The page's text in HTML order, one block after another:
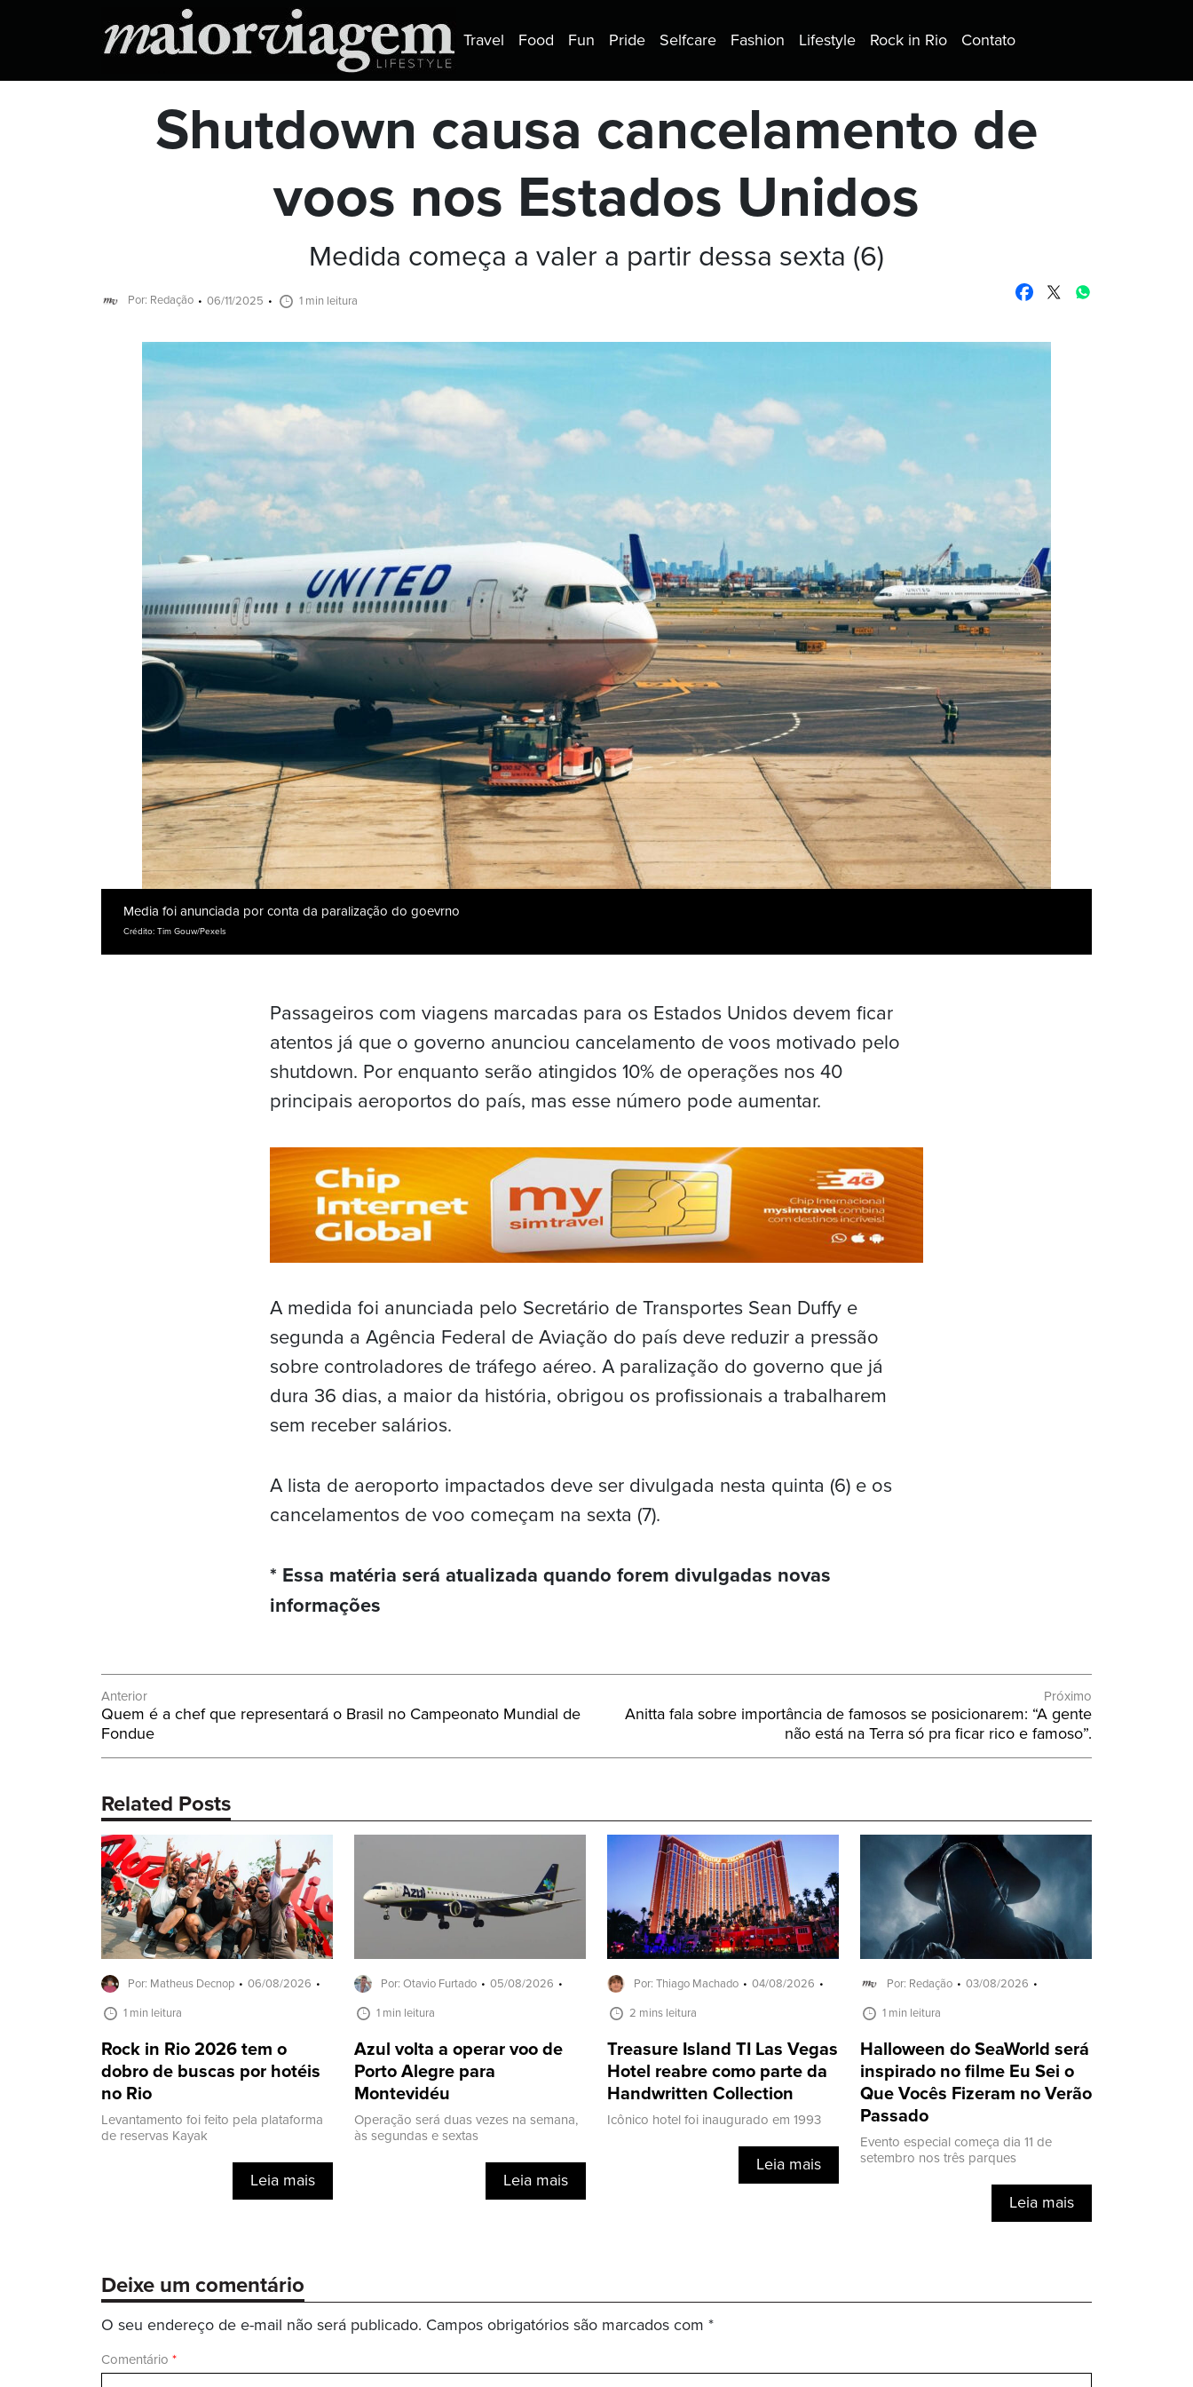
Travel Food Fun Pride Selfcare Fashion Lifestyle Rock in Rio Contato
Shutdown causa cancelamento de
voos nos Estados Unidos
Medida começa a valer a partir dessa sexta (6)
Por: Redação 06/11/2025 1 min leitura
Media foi anunciada por conta da paralização do goevrno
Crédito: Tim Gouw/Pexels
Passageiros com viagens marcadas para os Estados Unidos devem ficar
atentos já que o governo anunciou cancelamento de voos motivado pelo
shutdown. Por enquanto serão atingidos 10% de operações nos 40
principais aeroportos do país, mas esse número pode aumentar.
A medida foi anunciada pelo Secretário de Transportes Sean Duffy e
segunda a Agência Federal de Aviação do país deve reduzir a pressão
sobre controladores de tráfego aéreo. A paralização do governo que já
dura 36 dias, a maior da história, obrigou os profissionais a trabalharem
sem receber salários.
A lista de aeroporto impactados deve ser divulgada nesta quinta (6) e os
cancelamentos de voo começam na sexta (7).
* Essa matéria será atualizada quando forem divulgadas novas
informações
Navegação
de
Post
Anterior
Post
Anterior:
Quem é a chef que representará o Brasil no Campeonato Mundial de
Fondue
Próximo
Próximo
Anitta fala sobre importância de famosos se posicionarem: “A gente
não está na Terra só pra ficar rico e famoso”.
Related Posts
Por: Matheus Decnop 06/08/2026
1 min leitura
Rock in Rio 2026 tem o
dobro de buscas por hotéis
no Rio
Levantamento foi feito pela plataforma
de reservas Kayak
Leia mais
Por: Otavio Furtado 05/08/2026
1 min leitura
Azul volta a operar voo de
Porto Alegre para
Montevidéu
Operação será duas vezes na semana,
às segundas e sextas
Leia mais
Por: Thiago Machado 04/08/2026
2 mins leitura
Treasure Island TI Las Vegas
Hotel reabre como parte da
Handwritten Collection
Icônico hotel foi inaugurado em 1993
Leia mais
Por: Redação 03/08/2026
1 min leitura
Halloween do SeaWorld será
inspirado no filme Eu Sei o
Que Vocês Fizeram no Verão
Passado
Evento especial começa dia 11 de
setembro nos três parques
Leia mais
Deixe um comentário
O seu endereço de e-mail não será publicado. Campos obrigatórios são marcados com *
Comentário *